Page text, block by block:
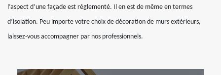
l’aspect d’une façade est réglementé. Il en est de même en termes
d’isolation. Peu importe votre choix de décoration de murs extérieurs,
laissez-vous accompagner par nos professionnels.